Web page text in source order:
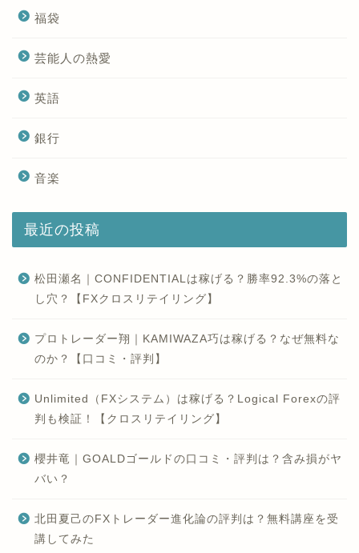
福袋
芸能人の熱愛
英語
銀行
音楽
最近の投稿
松田瀬名｜CONFIDENTIALは稼げる？勝率92.3%の落と
し穴？【FXクロスリテイリング】
プロトレーダー翔｜KAMIWAZA巧は稼げる？なぜ無料な
のか？【口コミ・評判】
Unlimited（FXシステム）は稼げる？Logical Forexの評
判も検証！【クロスリテイリング】
櫻井竜｜GOALDゴールドの口コミ・評判は？含み損がヤ
バい？
北田夏己のFXトレーダー進化論の評判は？無料講座を受
講してみた